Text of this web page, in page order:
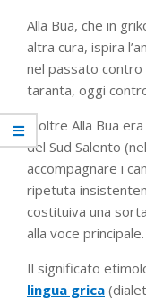
Alla Bua, che in
altra cura, ispira
nel passato
taranta, oggi
Inoltre Alla Bua
del Sud Salento
accompagnare i
ripetuta
costituiva una
alla voce principale.
Il significato
lingua grica